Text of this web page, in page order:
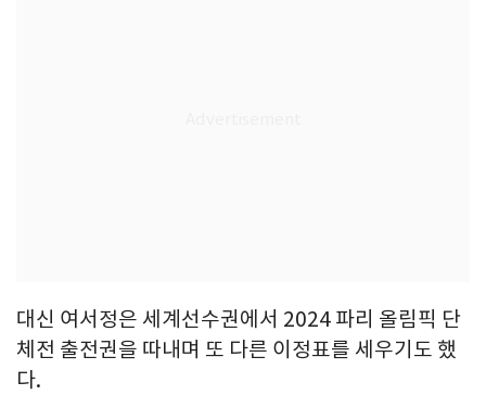
대신 여서정은 세계선수권에서 2024 파리 올림픽 단
체전 출전권을 따내며 또 다른 이정표를 세우기도 했
다.